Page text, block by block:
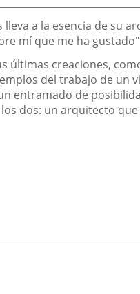
a la esencia de su
mí que me ha
creaciones,
del trabajo de un
entramado de
dos: un arquitecto